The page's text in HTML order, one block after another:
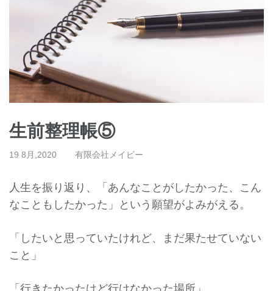
生前整理帳⑤
19 8月,2020 有限会社メイビー
人生を振り返り、「あんなことがしたかった、 こん
なこともしたかった」という願望がよみがえる。
「したいと思っていたけれど、まだ果たせていない
こと」
「行きたかったけど行けなかった場所」